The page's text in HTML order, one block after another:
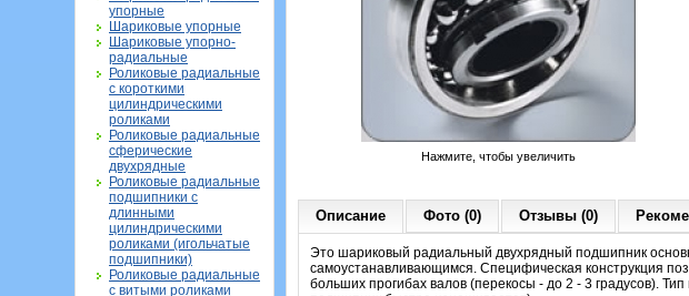
упорные
Шариковые упорные
Шариковые упорно-
радиальные
Роликовые радиальные
с короткими
цилиндрическими
роликами
Роликовые радиальные
сферические
двухрядные
Роликовые радиальные
подшипники с
длинными
цилиндрическими
роликами (игольчатые
подшипники)
Роликовые радиальные
с витыми роликами
Нажмите, чтобы увеличить
Описание Фото (0) Отзывы (0)
Это шариковый радиальный двухрядный подшипник
самоустанавливающимся. Специфическая конструкция
больших прогибах валов (перекосы - до 2 - 3 градусов).